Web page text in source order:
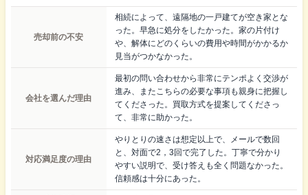
売却前の不安
相続によって、遠隔地の一戸建てが空き家とな
った。早急に処分をしたかった。家の片付け
や、解体にどのくらいの費用や時間がかかるか
見当がつかなかった。
会社を選んだ理由
最初の問い合わせから非常にテンポよく交渉が
進み、またこちらの必要な事項も親身に把握し
てくださった。買取方式を提案してくださっ
て、非常に助かった。
対応満足度の理由
やりとりの速さは想定以上で、メールで数回
と、対面で2，3回で完了した。丁寧で分かり
やすい説明で、受け答えも全く問題なかった。
信頼感は十分にあった。